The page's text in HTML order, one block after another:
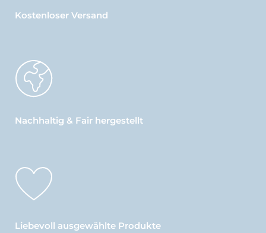
Kostenloser Versand
Nachhaltig & Fair hergestellt
Liebevoll ausgewählte Produkte